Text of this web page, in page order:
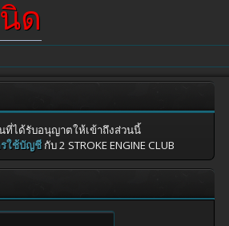
ด
ที่ได้รับอนุญาตให้เข้าถึงส่วนนี้
ใช้บัญชีกับ 2 STROKE ENGINE CLUB